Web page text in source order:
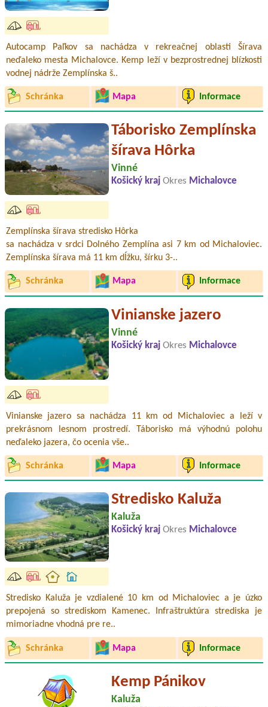
Autocamp Paľkov sa nachádza v rekreačnej oblasti Šírava
neďaleko mesta Michalovce. Kemp leží v bezprostrednej blízkosti
vodnej nádrže Zemplínska š..
Schránka Mapa Informace
Táborisko Zemplínska
šírava Hôrka
Vinné
Košický kraj Okres Michalovce
Zemplínska šírava stredisko Hôrka
sa nachádza v srdci Dolného Zemplína asi 7 km od Michaloviec.
Zemplínska šírava má 11 km dĺžku, šírku 3-..
Schránka Mapa Informace
Vinianske jazero
Vinné
Košický kraj Okres Michalovce
Vinianske jazero sa nachádza 11 km od Michaloviec a leží v
prekrásnom lesnom prostredí. Táborisko má výhodnú polohu
neďaleko jazera, čo ocenia vše..
Schránka Mapa Informace
Stredisko Kaluža
Kaluža
Košický kraj Okres Michalovce
Stredisko Kaluža je vzdialené 10 km od Michaloviec a je úzko
prepojená so strediskom Kamenec. Infraštruktúra strediska je
mimoriadne vhodná pre re..
Schránka Mapa Informace
Kemp Pánikov
Kaluža